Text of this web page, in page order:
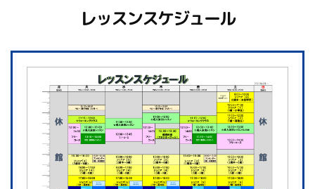
レッスンスケジュール